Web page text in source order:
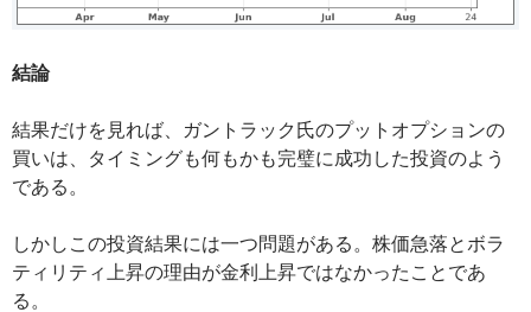
結論
結果だけを見れば、ガントラック氏のプットオプションの
買いは、タイミングも何もかも完璧に成功した投資のよう
である。
しかしこの投資結果には一つ問題がある。株価急落とボラ
ティリティ上昇の理由が金利上昇ではなかったことであ
る。